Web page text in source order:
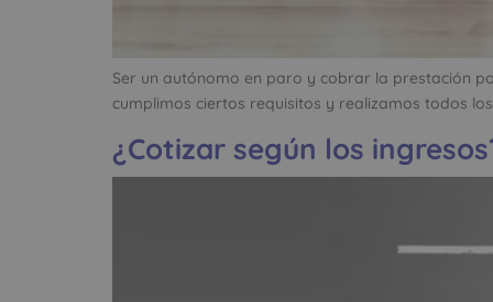
Ser un autónomo en paro y cobrar la prestación
cumplimos ciertos requisitos y realizamos todos
¿Cotizar según los